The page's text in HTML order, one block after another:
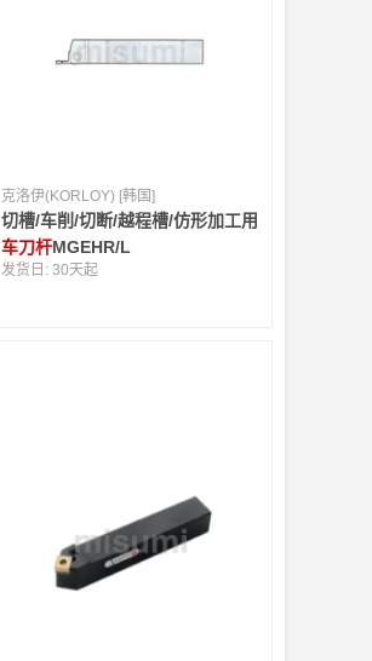
克洛伊(KORLOY) [韩国]
切槽/车削/切断/越程槽/仿形加工用
车刀杆MGEHR/L
发货日:30天起